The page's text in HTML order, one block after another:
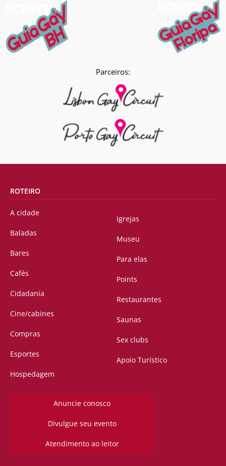
Parceiros:
ROTEIRO
A cidade
Baladas
Bares
Cafés
Cidadania
Cine/cabines
Compras
Esportes
Hospedagem
Igrejas
Museu
Para elas
Points
Restaurantes
Saunas
Sex clubs
Apoio Turístico
Anuncie conosco
Divulgue seu evento
Atendimento ao leitor